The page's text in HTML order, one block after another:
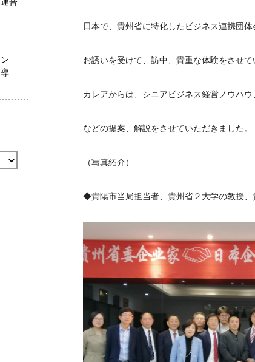
日本で、貴州省に特化したビジネス連携団
お誘いを受けて、訪中、貴重な体験をさせて
カレアからは、シニアビジネス経営ノウハ
などの提案、解説をさせていただきました。
（写真紹介）
◆貴陽市当局担当者、貴州省２大学の教授、
合